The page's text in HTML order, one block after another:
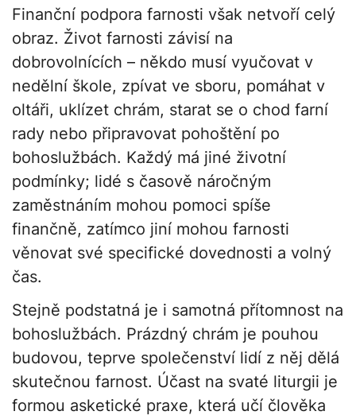
Finanční podpora farnosti však netvoří celý
obraz. Život farnosti závisí na
dobrovolnících – někdo musí vyučovat v
nedělní škole, zpívat ve sboru, pomáhat v
oltáři, uklízet chrám, starat se o chod farní
rady nebo připravovat pohoštění po
bohoslužbách. Každý má jiné životní
podmínky; lidé s časově náročným
zaměstnáním mohou pomoci spíše
finančně, zatímco jiní mohou farnosti
věnovat své specifické dovednosti a volný
čas.
Stejně podstatná je i samotná přítomnost na
bohoslužbách. Prázdný chrám je pouhou
budovou, teprve společenství lidí z něj dělá
skutečnou farnost. Účast na svaté liturgii je
formou asketické praxe, která učí člověka